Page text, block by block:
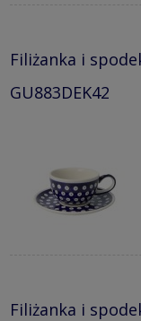
Filiżanka i
GU883DEK42
Filiżanka i